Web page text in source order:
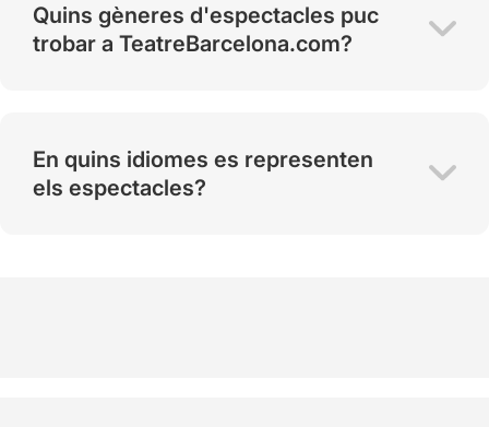
Quins gèneres d'espectacles puc
trobar a TeatreBarcelona.com?
En quins idiomes es representen
els espectacles?